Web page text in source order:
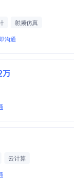
射频仿真
沟通
云计算